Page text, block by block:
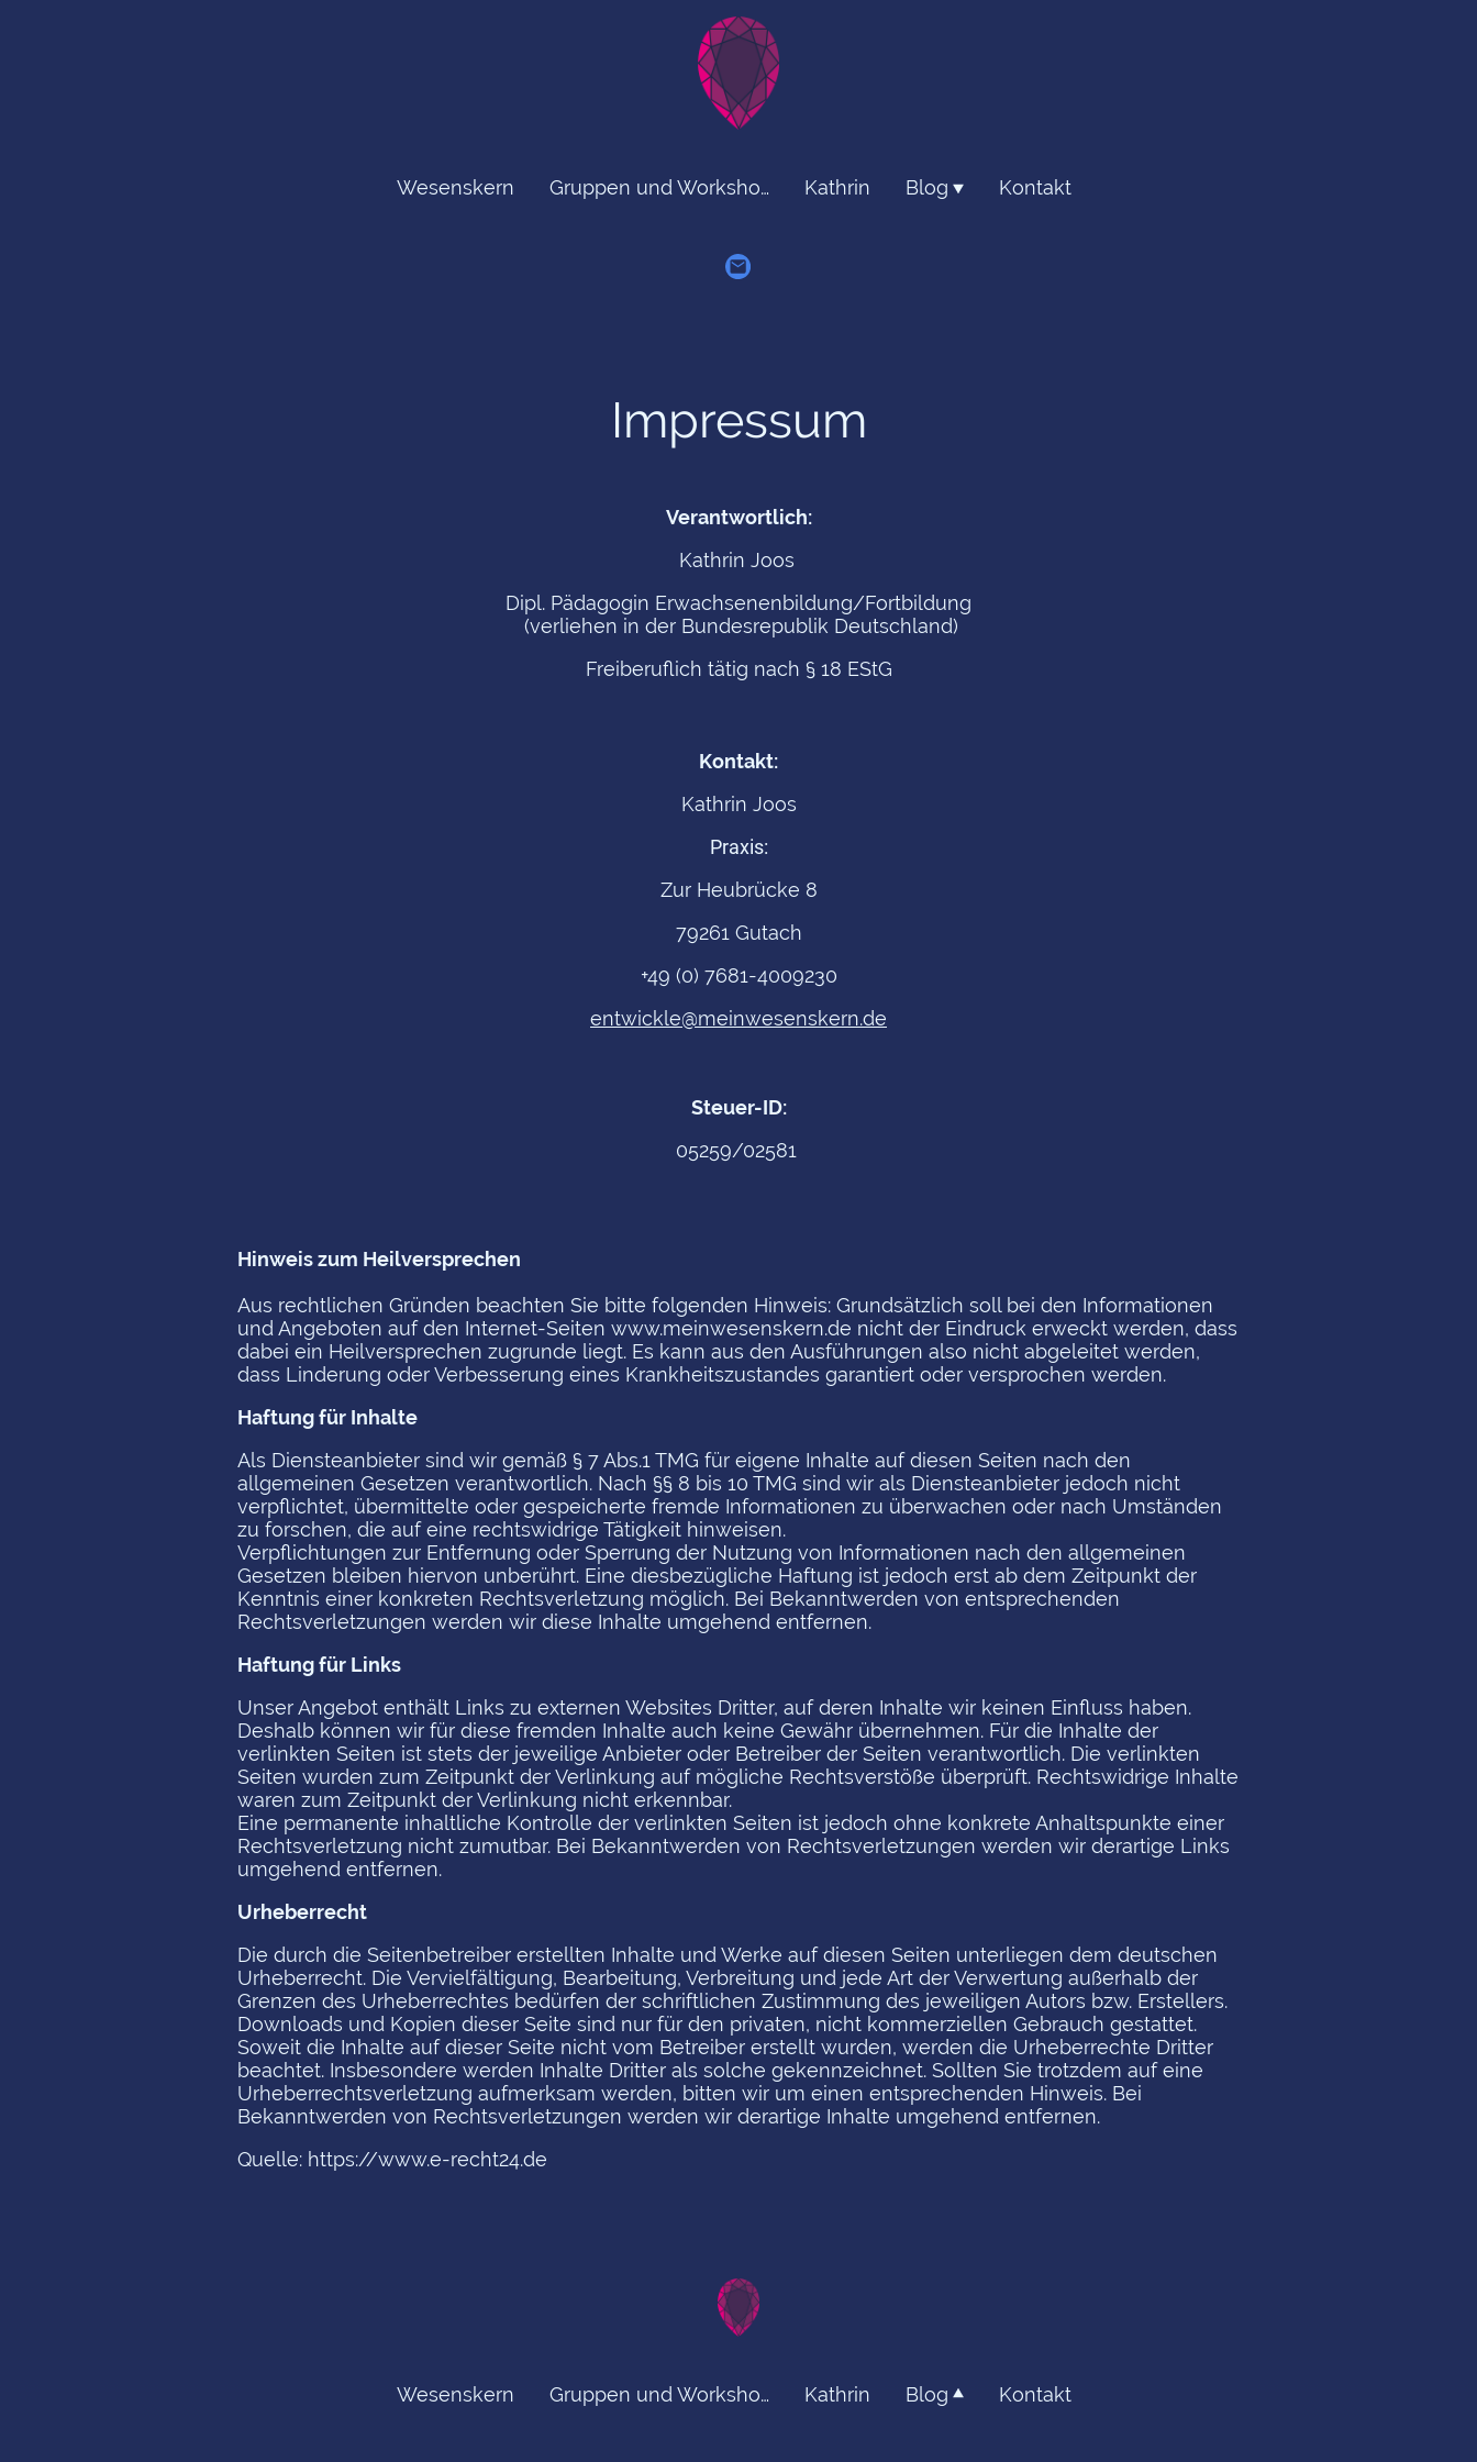
Wesenskern Gruppen und Workshops Kathrin Blog Kontakt
Impressum
Verantwortlich:
Kathrin Joos
Dipl. Pädagogin Erwachsenenbildung/Fortbildung
(verliehen in der Bundesrepublik Deutschland)
Freiberuflich tätig nach § 18 EStG
Kontakt:
Kathrin Joos
Praxis:
Zur Heubrücke 8
79261 Gutach
+49 (0) 7681-4009230
entwickle@meinwesenskern.de
Steuer-ID:
05259/02581
Hinweis zum Heilversprechen
Aus rechtlichen Gründen beachten Sie bitte folgenden Hinweis: Grundsätzlich soll bei den Informationen
und Angeboten auf den Internet-Seiten www.meinwesenskern.de nicht der Eindruck erweckt werden, dass
dabei ein Heilversprechen zugrunde liegt. Es kann aus den Ausführungen also nicht abgeleitet werden,
dass Linderung oder Verbesserung eines Krankheitszustandes garantiert oder versprochen werden.
Haftung für Inhalte
Als Diensteanbieter sind wir gemäß § 7 Abs.1 TMG für eigene Inhalte auf diesen Seiten nach den
allgemeinen Gesetzen verantwortlich. Nach §§ 8 bis 10 TMG sind wir als Diensteanbieter jedoch nicht
verpflichtet, übermittelte oder gespeicherte fremde Informationen zu überwachen oder nach Umständen
zu forschen, die auf eine rechtswidrige Tätigkeit hinweisen.
Verpflichtungen zur Entfernung oder Sperrung der Nutzung von Informationen nach den allgemeinen
Gesetzen bleiben hiervon unberührt. Eine diesbezügliche Haftung ist jedoch erst ab dem Zeitpunkt der
Kenntnis einer konkreten Rechtsverletzung möglich. Bei Bekanntwerden von entsprechenden
Rechtsverletzungen werden wir diese Inhalte umgehend entfernen.
Haftung für Links
Unser Angebot enthält Links zu externen Websites Dritter, auf deren Inhalte wir keinen Einfluss haben.
Deshalb können wir für diese fremden Inhalte auch keine Gewähr übernehmen. Für die Inhalte der
verlinkten Seiten ist stets der jeweilige Anbieter oder Betreiber der Seiten verantwortlich. Die verlinkten
Seiten wurden zum Zeitpunkt der Verlinkung auf mögliche Rechtsverstöße überprüft. Rechtswidrige Inhalte
waren zum Zeitpunkt der Verlinkung nicht erkennbar.
Eine permanente inhaltliche Kontrolle der verlinkten Seiten ist jedoch ohne konkrete Anhaltspunkte einer
Rechtsverletzung nicht zumutbar. Bei Bekanntwerden von Rechtsverletzungen werden wir derartige Links
umgehend entfernen.
Urheberrecht
Die durch die Seitenbetreiber erstellten Inhalte und Werke auf diesen Seiten unterliegen dem deutschen
Urheberrecht. Die Vervielfältigung, Bearbeitung, Verbreitung und jede Art der Verwertung außerhalb der
Grenzen des Urheberrechtes bedürfen der schriftlichen Zustimmung des jeweiligen Autors bzw. Erstellers.
Downloads und Kopien dieser Seite sind nur für den privaten, nicht kommerziellen Gebrauch gestattet.
Soweit die Inhalte auf dieser Seite nicht vom Betreiber erstellt wurden, werden die Urheberrechte Dritter
beachtet. Insbesondere werden Inhalte Dritter als solche gekennzeichnet. Sollten Sie trotzdem auf eine
Urheberrechtsverletzung aufmerksam werden, bitten wir um einen entsprechenden Hinweis. Bei
Bekanntwerden von Rechtsverletzungen werden wir derartige Inhalte umgehend entfernen.
Quelle: https://www.e-recht24.de
Wesenskern Gruppen und Workshops Kathrin Blog Kontakt